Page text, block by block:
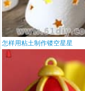
怎样用粘土制作镂空星星